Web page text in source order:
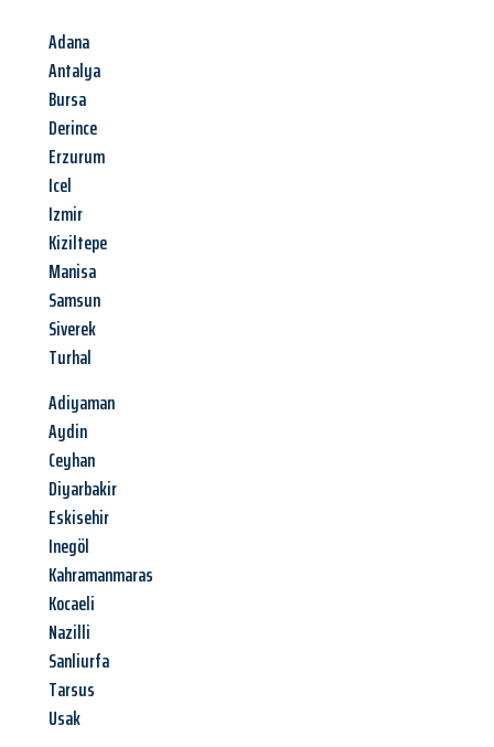
Adana
Antalya
Bursa
Derince
Erzurum
Icel
Izmir
Kiziltepe
Manisa
Samsun
Siverek
Turhal
Adiyaman
Aydin
Ceyhan
Diyarbakir
Eskisehir
Inegöl
Kahramanmaras
Kocaeli
Nazilli
Sanliurfa
Tarsus
Usak